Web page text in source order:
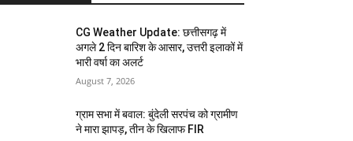
CG Weather Update: छत्तीसगढ़ में
अगले 2 दिन बारिश के आसार, उत्तरी इलाकों में
भारी वर्षा का अलर्ट
August 7, 2026
ग्राम सभा में बवाल: बुंदेली सरपंच को ग्रामीण
ने मारा झापड़, तीन के खिलाफ FIR